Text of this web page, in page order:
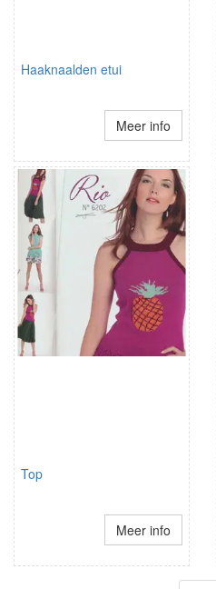
Haaknaalden etui
Meer info
Top
Meer info